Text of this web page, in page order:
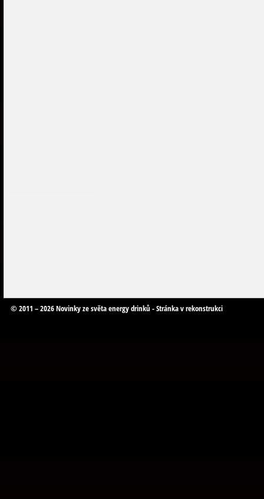
© 2011 – 2026 Novinky ze světa energy drinků - Stránka v rekonstrukci